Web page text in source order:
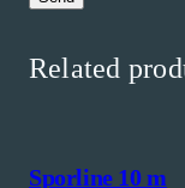
Related
Sporline 10 m